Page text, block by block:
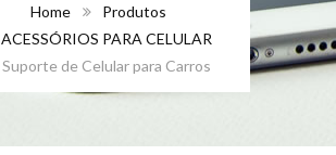
Home
Produtos
ACESSÓRIOS PARA CELULAR
Suporte de Celular para Carros